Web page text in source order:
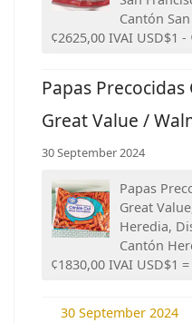
Cantón
¢2625,00 IVAI USD$1 -
Papas
Great Value /
30 September 2024
Papas
Great
Heredia,
Cantón
¢1830,00 IVAI USD$1
30 September 2024